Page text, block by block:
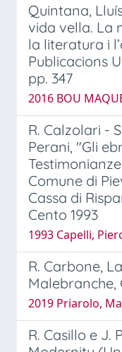
Quintana,
vida vella. La
la literatura i
Publicacions
pp. 347
2016 BOU
R. Calzolari -
Perani, "Gli
Comune di
Cassa di
Cento 1993
1993 Capelli,
R. Carbone,
Malebranche,
2019 Priarolo,
R. Casillo e J.